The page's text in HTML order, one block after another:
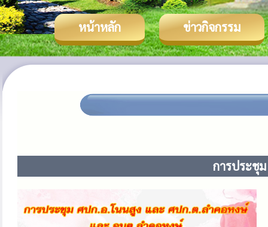
หน้าหลัก ข่าวกิจกรรม
การประชุ